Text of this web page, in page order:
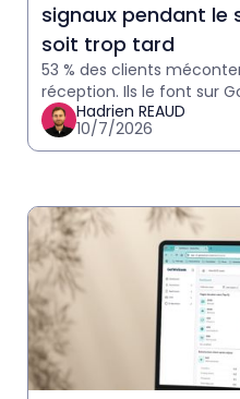
signaux pendant le
soit trop tard
53 % des clients
réception. Ils le font sur
Comment détecter les
qu'il
Hadrien REAUD
10/7/2026